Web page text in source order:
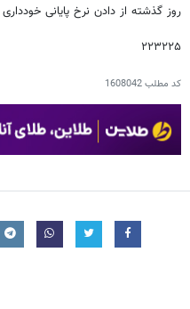
روز گذشته از دادن نرخ پایانی
۲۲۳۲۲۵
کد مطلب1608042